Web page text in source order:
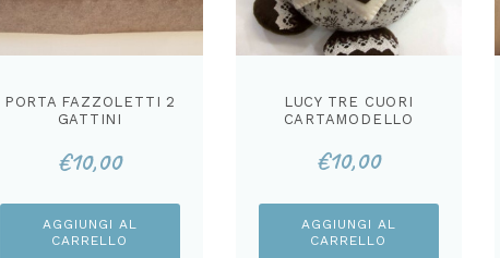
PORTA FAZZOLETTI 2
GATTINI
€10,00
AGGIUNGI AL
CARRELLO
LUCY TRE CUORI
CARTAMODELLO
€10,00
AGGIUNGI AL
CARRELLO